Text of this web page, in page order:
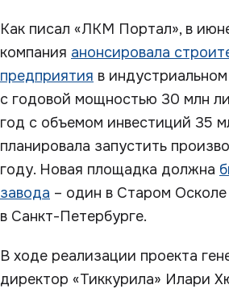
Как писал «ЛКМ Портал», в
компания анонсировала
предприятия в
с годовой мощностью 30 млн
год с объемом инвестиций 35
планировала запустить
году. Новая площадка должна
завода – один в Старом
в Санкт-Петербурге.
В ходе реализации проекта
директор «Тиккурила» Илари